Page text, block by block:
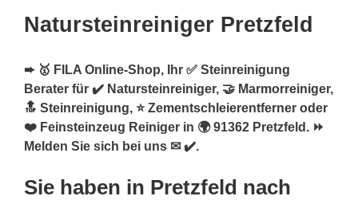
Natursteinreiniger Pretzfeld
➨ 🥇 FILA Online-Shop, Ihr ✅ Steinreinigung
Berater für ✔️ Natursteinreiniger, 🤝 Marmorreiniger,
🔝 Steinreinigung, ⭐ Zementschleierentferner oder
❤️ Feinsteinzeug Reiniger in 🌍 91362 Pretzfeld. ⏩
Melden Sie sich bei uns ✉ ✔️.
Sie haben in Pretzfeld nach